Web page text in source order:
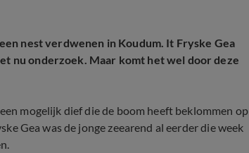
nest verdwenen in Koudum. It Fryske Gea
nu onderzoek. Maar komt het wel door deze
mogelijk dief die de boom heeft beklommen op
Gea was de jonge zeearend al eerder die week